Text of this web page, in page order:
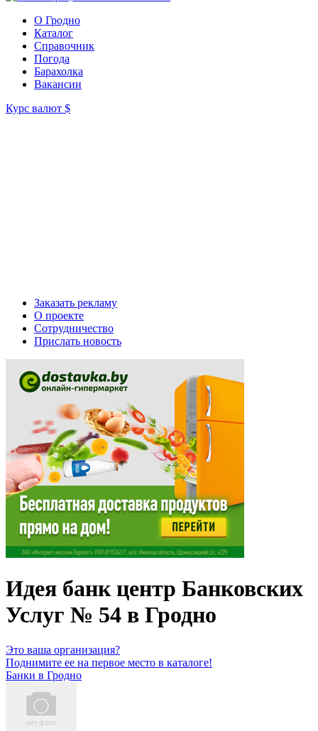
О Гродно
Каталог
Справочник
Погода
Барахолка
Вакансии
Курс валют $
Заказать рекламу
О проекте
Сотрудничество
Прислать новость
Идея банк центр Банковских
Услуг № 54 в Гродно
Это ваша организация?
Поднимите ее на первое место в каталоге!
Банки в Гродно